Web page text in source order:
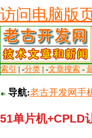
访问电脑版
索引 | -分类 | -文章搜索 -
导航:老古开发网手
51单片机+CPLD